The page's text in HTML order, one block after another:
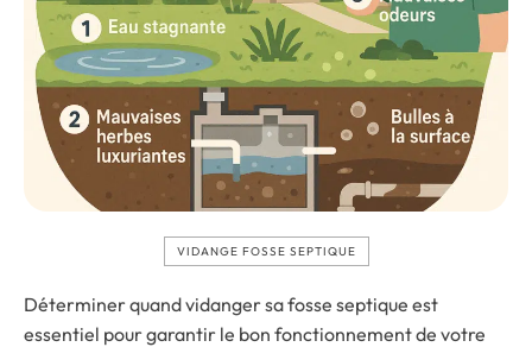
VIDANGE FOSSE SEPTIQUE
Déterminer quand vidanger sa fosse septique est
essentiel pour garantir le bon fonctionnement de votre